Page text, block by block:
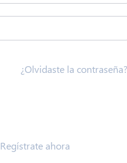
¿Olvidaste la contraseña?
Regístrate ahora